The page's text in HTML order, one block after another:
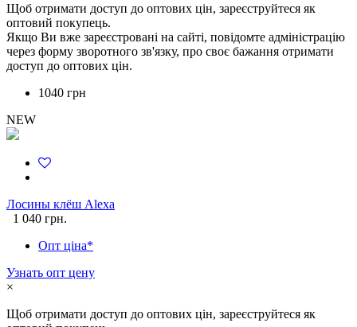
Щоб отримати доступ до оптових цін, зареєструйтеся як
оптовий покупець.
Якщо Ви вже зареєстровані на сайті, повідомте адміністрацію
через форму зворотного зв'язку, про своє бажання отримати
доступ до оптових цін.
1040 грн
NEW
Лосины клёш Alexa
1 040 грн.
Опт ціна*
Узнать опт цену
×
Щоб отримати доступ до оптових цін, зареєструйтеся як